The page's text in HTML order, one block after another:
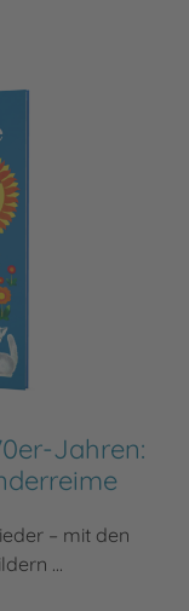
Jahren:
– mit den
...